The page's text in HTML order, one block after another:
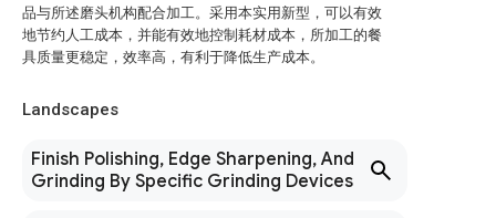
品与所述磨头机构配合加工。采用本实用新型，可以有效
地节约人工成本，并能有效地控制耗材成本，所加工的餐
具质量更稳定，效率高，有利于降低生产成本。
Landscapes
Finish Polishing, Edge Sharpening, And
Grinding By Specific Grinding Devices